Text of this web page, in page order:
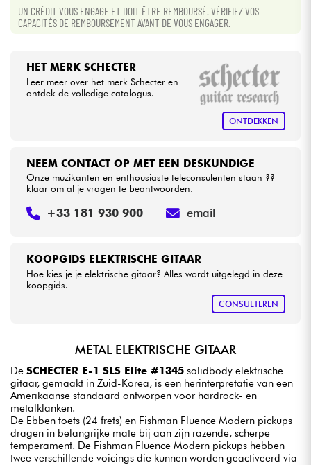
UN CRÉDIT VOUS ENGAGE ET DOIT ÊTRE REMBOURSÉ. VÉRIFIEZ VOS
CAPACITÉS DE REMBOURSEMENT AVANT DE VOUS ENGAGER.
HET MERK SCHECTER
Leer meer over het merk Schecter en
ontdek de volledige catalogus.
ONTDEKKEN
KOOPGIDS ELEKTRISCHE GITAAR
Hoe kies je je elektrische gitaar? Alles wordt uitgelegd in deze
koopgids.
CONSULTEREN
NEEM CONTACT OP MET EEN DESKUNDIGE
Onze muzikanten en enthousiaste teleconsulenten staan ??
klaar om al je vragen te beantwoorden.
+33 181 930 900 email
METAL ELEKTRISCHE GITAAR
De SCHECTER E-1 SLS Elite #1345 solidbody elektrische
gitaar, gemaakt in Zuid-Korea, is een herinterpretatie van een
Amerikaanse standaard ontworpen voor hardrock- en
metalklanken.
De Ebben toets (24 frets) en Fishman Fluence Modern pickups
dragen in belangrijke mate bij aan zijn razende, scherpe
temperament. De Fishman Fluence Modern pickups hebben
twee verschillende voicings die kunnen worden geactiveerd via